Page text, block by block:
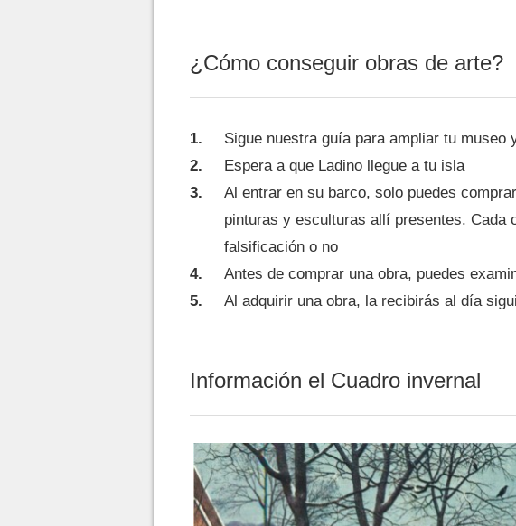
¿Cómo conseguir obras de arte?
Sigue nuestra guía para ampliar tu museo
Espera a que Ladino llegue a tu isla
Al entrar en su barco, solo puedes
pinturas y esculturas allí presentes. Cada
falsificación o no
Antes de comprar una obra, puedes
Al adquirir una obra, la recibirás al día
Información el Cuadro invernal